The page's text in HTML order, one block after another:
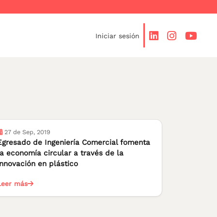
Iniciar sesión
27 de Sep, 2019
de Ingeniería Comercial fomenta
economía circular a través de la
en plástico
más